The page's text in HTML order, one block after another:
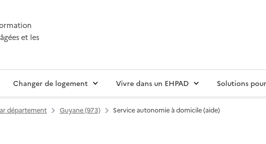
et les
Changer de logement Vivre dans un EHPAD Solutions
département Guyane (973) Service autonomie à domicile (aide)